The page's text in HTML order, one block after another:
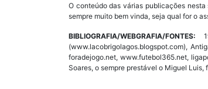
O conteúdo das várias publicações
sempre muito bem vinda, seja qual for o
BIBLIOGRAFIA/WEBGRAFIA/FONTES:
(www.lacobrigolagos.blogspot.com),
foradejogo.net, www.futebol365.net,
Soares, o sempre prestável o Miguel Luis,